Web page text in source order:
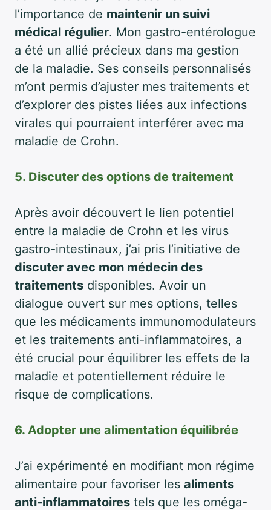
l’importance de maintenir un suivi
médical régulier. Mon gastro-entérologue
a été un allié précieux dans ma gestion
de la maladie. Ses conseils personnalisés
m’ont permis d’ajuster mes traitements et
d’explorer des pistes liées aux infections
virales qui pourraient interférer avec ma
maladie de Crohn.
5. Discuter des options de traitement
Après avoir découvert le lien potentiel
entre la maladie de Crohn et les virus
gastro-intestinaux, j’ai pris l’initiative de
discuter avec mon médecin des
traitements disponibles. Avoir un
dialogue ouvert sur mes options, telles
que les médicaments immunomodulateurs
et les traitements anti-inflammatoires, a
été crucial pour équilibrer les effets de la
maladie et potentiellement réduire le
risque de complications.
6. Adopter une alimentation équilibrée
J’ai expérimenté en modifiant mon régime
alimentaire pour favoriser les aliments
anti-inflammatoires tels que les oméga-